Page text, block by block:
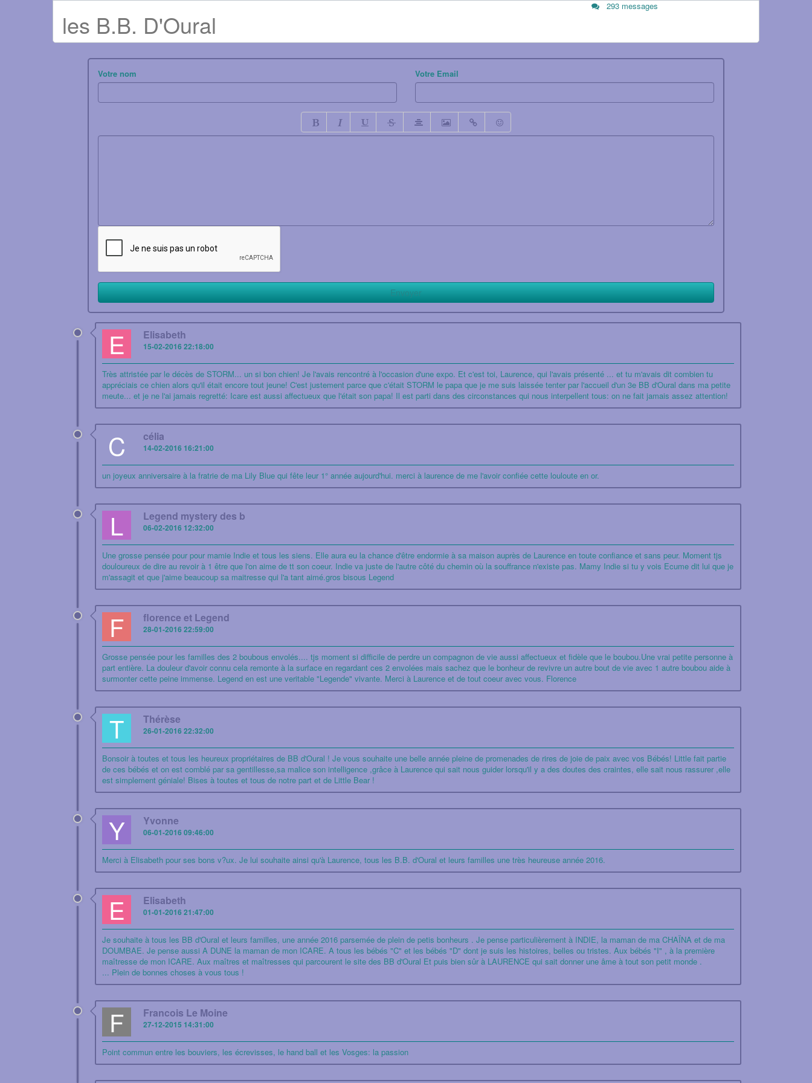
les B.B. D'Oural
293 messages
Votre nom Votre Email
E Elisabeth
15-02-2016 22:18:00
Très attristée par le décès de STORM... un si bon chien! Je l'avais rencontré à l'occasion d'une expo. Et c'est toi, Laurence, qui l'avais présenté ... et tu m'avais dit combien tu
appréciais ce chien alors qu'il était encore tout jeune! C'est justement parce que c'était STORM le papa que je me suis laissée tenter par l'accueil d'un 3e BB d'Oural dans ma petite
meute... et je ne l'ai jamais regretté: Icare est aussi affectueux que l'était son papa! Il est parti dans des circonstances qui nous interpellent tous: on ne fait jamais assez attention!
C célia
14-02-2016 16:21:00
un joyeux anniversaire à la fratrie de ma Lily Blue qui fête leur 1° année aujourd'hui. merci à laurence de me l'avoir confiée cette louloute en or.
L Legend mystery des b
06-02-2016 12:32:00
Une grosse pensée pour pour mamie Indie et tous les siens. Elle aura eu la chance d'être endormie à sa maison auprès de Laurence en toute confiance et sans peur. Moment tjs
douloureux de dire au revoir à 1 être que l'on aime de tt son coeur. Indie va juste de l'autre côté du chemin où la souffrance n'existe pas. Mamy Indie si tu y vois Ecume dit lui que je
m'assagit et que j'aime beaucoup sa maitresse qui l'a tant aimé.gros bisous Legend
F florence et Legend
28-01-2016 22:59:00
Grosse pensée pour les familles des 2 boubous envolés.... tjs moment si difficile de perdre un compagnon de vie aussi affectueux et fidèle que le boubou.Une vrai petite personne à
part entière. La douleur d'avoir connu cela remonte à la surface en regardant ces 2 envolées mais sachez que le bonheur de revivre un autre bout de vie avec 1 autre boubou aide à
surmonter cette peine immense. Legend en est une veritable "Legende" vivante. Merci à Laurence et de tout coeur avec vous. Florence
T Thérèse
26-01-2016 22:32:00
Bonsoir à toutes et tous les heureux propriétaires de BB d'Oural ! Je vous souhaite une belle année pleine de promenades de rires de joie de paix avec vos Bébés! Little fait partie
de ces bébés et on est comblé par sa gentillesse,sa malice son intelligence ,grâce à Laurence qui sait nous guider lorsqu'il y a des doutes des craintes, elle sait nous rassurer ,elle
est simplement géniale! Bises à toutes et tous de notre part et de Little Bear !
Y Yvonne
06-01-2016 09:46:00
Merci à Elisabeth pour ses bons v?ux. Je lui souhaite ainsi qu'à Laurence, tous les B.B. d'Oural et leurs familles une très heureuse année 2016.
E Elisabeth
01-01-2016 21:47:00
Je souhaite à tous les BB d'Oural et leurs familles, une année 2016 parsemée de plein de petis bonheurs . Je pense particulièrement à INDIE, la maman de ma CHAÏNA et de ma
DOUMBAE. Je pense aussi A DUNE la maman de mon ICARE. A tous les bébés "C" et les bébés "D" dont je suis les histoires, belles ou tristes. Aux bébés "I" , à la première
maîtresse de mon ICARE. Aux maîtres et maîtresses qui parcourent le site des BB d'Oural Et puis bien sûr à LAURENCE qui sait donner une âme à tout son petit monde .
... Plein de bonnes choses à vous tous !
F Francois Le Moine
27-12-2015 14:31:00
Point commun entre les bouviers, les écrevisses, le hand ball et les Vosges: la passion